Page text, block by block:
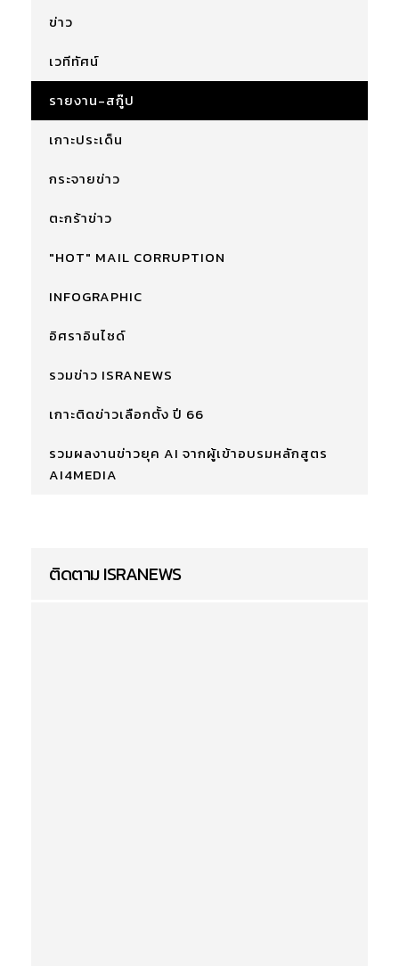
ข่าว
เวทีทัศน์
รายงาน-สกู๊ป
เกาะประเด็น
กระจายข่าว
ตะกร้าข่าว
"HOT" MAIL CORRUPTION
INFOGRAPHIC
อิศราอินไซด์
รวมข่าว ISRANEWS
เกาะติดข่าวเลือกตั้ง ปี 66
รวมผลงานข่าวยุค AI จากผู้เข้าอบรมหลักสูตร
AI4MEDIA
ติดตาม ISRANEWS